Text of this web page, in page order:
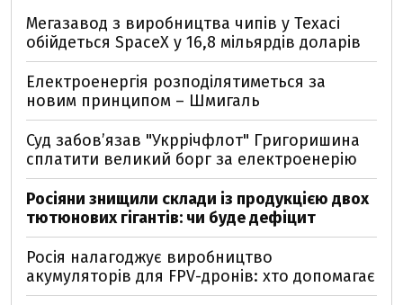
Мегазавод з виробництва чипів у Техасі
обійдеться SpaceX у 16,8 мільярдів доларів
Електроенергія розподілятиметься за
новим принципом – Шмигаль
Суд забов’язав "Укррічфлот" Григоришина
сплатити великий борг за електроенерію
Росіяни знищили склади із продукцією двох
тютюнових гігантів: чи буде дефіцит
Росія налагоджує виробництво
акумуляторів для FPV-дронів: хто допомагає